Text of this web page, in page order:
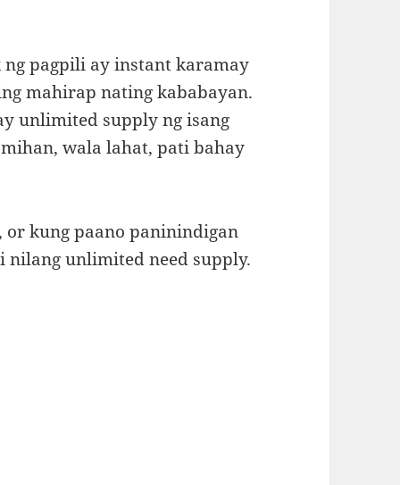
pagpili ay instant karamay
mahirap nating kababayan.
unlimited supply ng isang
wala lahat, pati bahay
or kung paano paninindigan
nilang unlimited need supply.